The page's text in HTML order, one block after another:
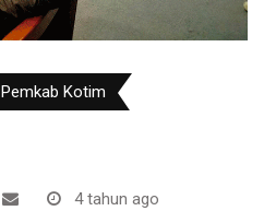
Pemkab Kotim
4 tahun ago